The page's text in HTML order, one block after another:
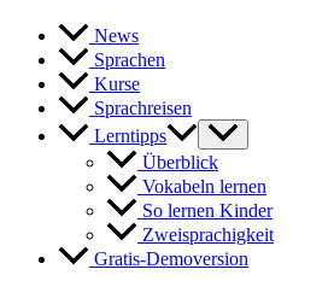
News
Sprachen
Kurse
Sprachreisen
Lerntipps
Überblick
Vokabeln lernen
So lernen Kinder
Zweisprachigkeit
Gratis-Demoversion